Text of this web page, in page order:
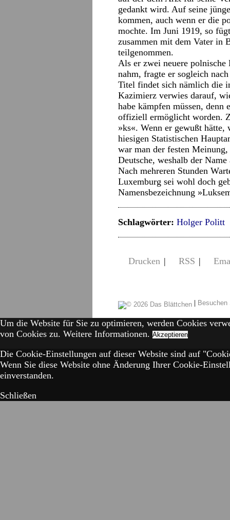
gedankt wird. Auf seine
kommen, auch wenn er die
mochte. Im Juni 1919, so
zusammen mit dem Vater in
teilgenommen.
Als er zwei neuere
nahm, fragte er sogleich
Titel findet sich nämlich die
Kazimierz verwies darauf,
habe kämpfen müssen, denn
offiziell ermöglicht worden.
»ks«. Wenn er gewußt
hiesigen Statistischen
war man der festen
Deutsche, weshalb der
Nach mehreren Stunden
Luxemburg sei wohl doch
Namensbezeichnung
Schlagwörter: Holger Politt
Drucken | RSS |
|
Um die Website für Sie zu optimieren, werden Cookies
von Cookies zu. Weitere Informationen. Akzeptieren
Die Cookie-Einstellungen auf dieser Website sind auf
Wenn Sie diese Website ohne Änderung Ihrer Cookie-
einverstanden.
Schließen